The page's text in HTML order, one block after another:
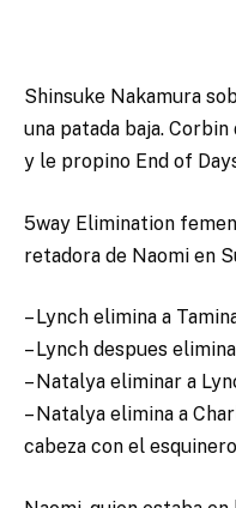
Shinsuke Nakamura
una patada baja.
y le propino End of
5way Elimination
retadora de Naomi en
– Lynch elimina a
– Lynch despues
– Natalya eliminar a
– Natalya elimina a
cabeza con el